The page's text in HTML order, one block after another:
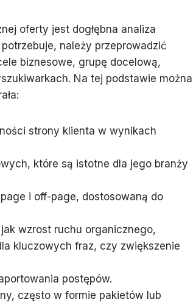
oferty jest dogłębna analiza
należy przeprowadzić
biznesowe, grupę docelową,
Na tej podstawie można
strony klienta w wynikach
które są istotne dla jego branży
i off-page, dostosowaną do
wzrost ruchu organicznego,
kluczowych fraz, czy zwiększenie
postępów.
często w formie pakietów lub